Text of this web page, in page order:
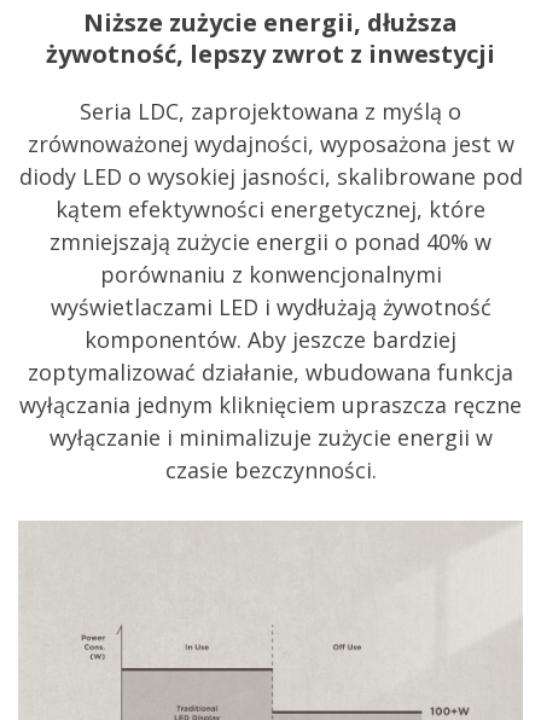
Niższe zużycie energii, dłuższa
żywotność, lepszy zwrot z inwestycji
Seria LDC, zaprojektowana z myślą o
zrównoważonej wydajności, wyposażona jest w
diody LED o wysokiej jasności, skalibrowane pod
kątem efektywności energetycznej, które
zmniejszają zużycie energii o ponad 40% w
porównaniu z konwencjonalnymi
wyświetlaczami LED i wydłużają żywotność
komponentów. Aby jeszcze bardziej
zoptymalizować działanie, wbudowana funkcja
wyłączania jednym kliknięciem upraszcza ręczne
wyłączanie i minimalizuje zużycie energii w
czasie bezczynności.